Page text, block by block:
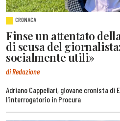
CRONACA
Finse un attentato
di scusa del
socialmente utili»
di Redazione
Adriano Cappellari, giovane cronista di
l'interrogatorio in Procura